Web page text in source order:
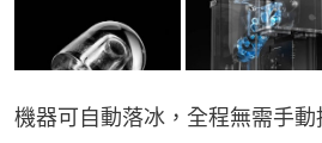
機器可自動落冰，全程無需手